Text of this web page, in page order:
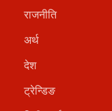
राजनीति
अर्थ
देश
ट्रेन्डिङ